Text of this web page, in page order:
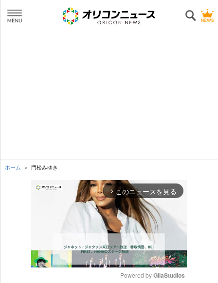
ホーム 門松みゆき
arrow_forward_ios このニュースを見る
Powered by GliaStudios